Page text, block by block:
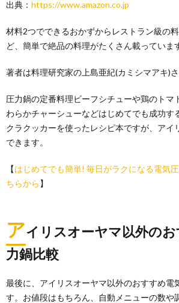
出典： https://www.amazon.co.jp
材料2つでできるおかずからレストラン級の
ど、簡単で絶品の料理がたくさん載っていま
著者は料理研究家の上島亜紀(カミシマアキ)さ
圧力鍋の定番料理ビーフシチューや鶏のトマ
わらかチャーシューなどはじめてでも成功す
クラクッカーを使ったレシピ本ですが、アイ
できます。
【はじめてでも簡単! 毎日がラクになる電気
ちらから 】
アイリスオーヤマ以外の
力鍋比較
最後に、アイリスオーヤマ以外のおすすめ電
す。お値段はもちろん、自動メニューの数や